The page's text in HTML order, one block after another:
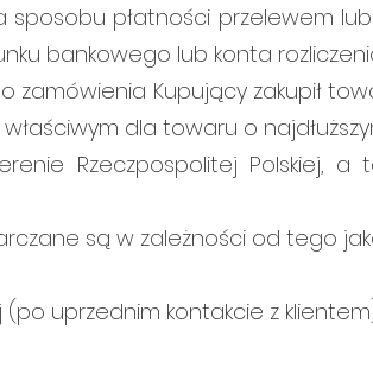
sposobu płatności przelewem
bankowego lub konta
Kupujący zakupił
dla towaru o
Rzeczpospolitej Polskiej,
są w zależności od tego
uprzednim kontakcie z